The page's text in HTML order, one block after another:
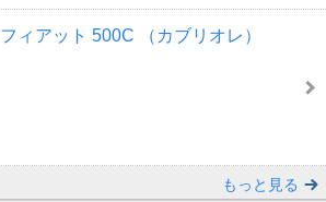
フィアット 500C （カブリオレ）
もっと見る